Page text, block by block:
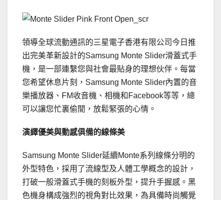
領導全球流動通訊的三星電子香港有限公司今日推
出完美革新設計的Samsung Monte Slider滑蓋式手
機，是一部連繫您與社會最貼身的理想伙伴。每當
您希望休息片刻，Samsung Monte Slider內置的音
樂播放器、FM收音機、相機和Facebook等等，總
可以讓您忙裏偷閒，放鬆緊張的心情。
演繹優美與動感俱備的線條美
Samsung Monte Slider延續Monte系列線條分明的
外型特色，採用了流線型及人體工學概念的設計，
打破一般滑蓋式手機的刻板外型，提升手握感。黑
色機身構成強烈的視角對比效果，為具備時尚觸覺